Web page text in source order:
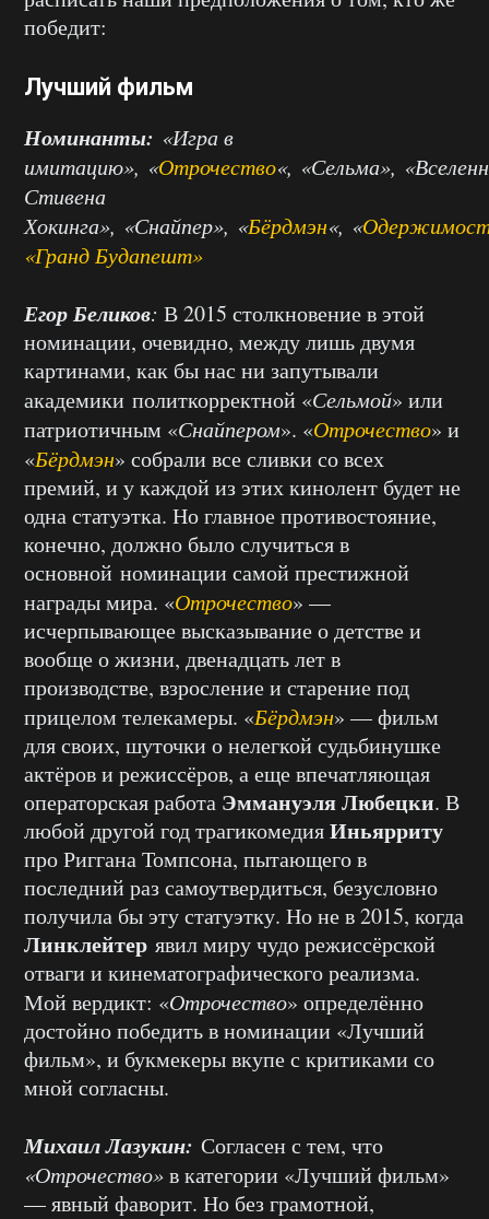
победит:
Лучший фильм
Номинанты: «Игра в
имитацию», «Отрочество«, «Сельма»,
Стивена
Хокинга», «Снайпер», «Бёрдмэн«, «
«Гранд Будапешт»
Егор Беликов: В 2015 столкновение в этой
номинации, очевидно, между лишь двумя
картинами, как бы нас ни запутывали
академики политкорректной «Сельмой» или
патриотичным «Снайпером». «Отрочество» и
«Бёрдмэн» собрали все сливки со всех
премий, и у каждой из этих кинолент будет не
одна статуэтка. Но главное противостояние,
конечно, должно было случиться в
основной номинации самой престижной
награды мира. «Отрочество» —
исчерпывающее высказывание о детстве и
вообще о жизни, двенадцать лет в
производстве, взросление и старение под
прицелом телекамеры. «Бёрдмэн» — фильм
для своих, шуточки о нелегкой судьбинушке
актёров и режиссёров, а еще впечатляющая
операторская работа Эммануэля Любецки. В
любой другой год трагикомедияИньярриту
про Риггана Томпсона, пытающего в
последний раз самоутвердиться, безусловно
получила бы эту статуэтку. Но не в 2015, когда
Линклейтер явил миру чудо режиссёрской
отваги и кинематографического реализма.
Мой вердикт: «Отрочество» определённо
достойно победить в номинации «Лучший
фильм», и букмекеры вкупе с критиками со
мной согласны.
Михаил Лазукин: Согласен с тем, что
«Отрочество»в категории «Лучший фильм»
— явный фаворит. Но без грамотной,